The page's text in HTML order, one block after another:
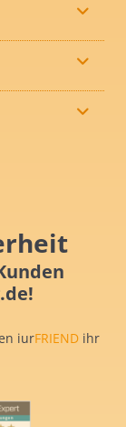
iurFRIEND ihr